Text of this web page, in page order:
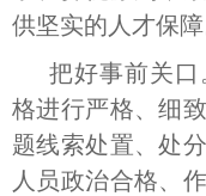
供坚实的人才保障
把好事前关
格进行严格、细
题线索处置、处
人员政治合格、